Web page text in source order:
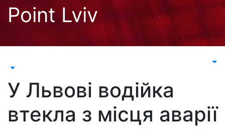
Перейти
Point Lviv
У Львові водійка
втекла з місця аварії